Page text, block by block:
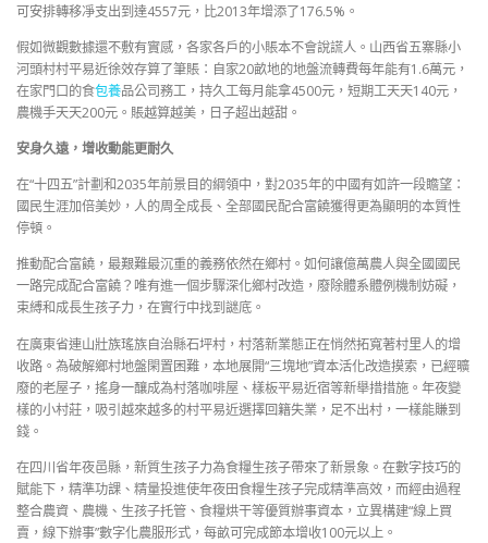
可安排轉移凈支出到達4557元，比2013年增添了176.5%。
假如微觀數據還不敷有實感，各家各戶的小賬本不會說謊人。山西省五寨縣小
河頭村村平易近徐效存算了筆賬：自家20畝地的地盤流轉費每年能有1.6萬元，
在家門口的食包養品公司務工，持久工每月能拿4500元，短期工天天140元，
農機手天天200元。賬越算越美，日子超出越甜。
安身久遠，增收動能更耐久
在“十四五”計劃和2035年前景目的綱領中，對2035年的中國有如許一段瞻望：
國民生涯加倍美妙，人的周全成長、全部國民配合富饒獲得更為顯明的本質性
停頓。
推動配合富饒，最艱難最沉重的義務依然在鄉村。如何讓億萬農人與全國國民
一路完成配合富饒？唯有進一個步驟深化鄉村改造，廢除體系體例機制妨礙，
束縛和成長生孩子力，在實行中找到謎底。
在廣東省連山壯族瑤族自治縣石坪村，村落新業態正在悄然拓寬著村里人的增
收路。為破解鄉村地盤閑置困難，本地展開“三塊地”資本活化改造摸索，已經曠
廢的老屋子，搖身一釀成為村落咖啡屋、樣板平易近宿等新舉措措施。年夜變
樣的小村莊，吸引越來越多的村平易近選擇回籍失業，足不出村，一樣能賺到
錢。
在四川省年夜邑縣，新質生孩子力為食糧生孩子帶來了新景象。在數字技巧的
賦能下，精準功課、精量投進使年夜田食糧生孩子完成精準高效，而經由過程
整合農資、農機、生孩子托管、食糧烘干等優質辦事資本，立異構建“線上買
賣，線下辦事”數字化農服形式，每畝可完成節本增收100元以上。